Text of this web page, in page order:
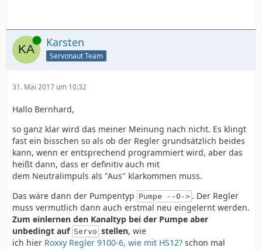
Online Karsten
Servonaut Team
31. Mai 2017 um 10:32
Hallo Bernhard,
so ganz klar wird das meiner Meinung nach nicht. Es klingt
fast ein bisschen so als ob der Regler grundsätzlich beides
kann, wenn er entsprechend programmiert wird, aber das
heißt dann, dass er definitiv auch mit
dem Neutralimpuls als "Aus" klarkommen muss.
Das wäre dann der Pumpentyp Pumpe --0-> . Der Regler
muss vermutlich dann auch erstmal neu eingelernt werden.
Zum einlernen den Kanaltyp bei der Pumpe aber
unbedingt auf Servo stellen, wie
ich hier Roxxy Regler 9100-6, wie mit HS12? schon mal